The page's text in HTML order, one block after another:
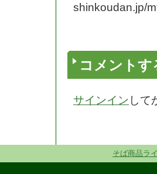
shinkoudan.jp/
コメントす
サインイン して
そば商品ラ